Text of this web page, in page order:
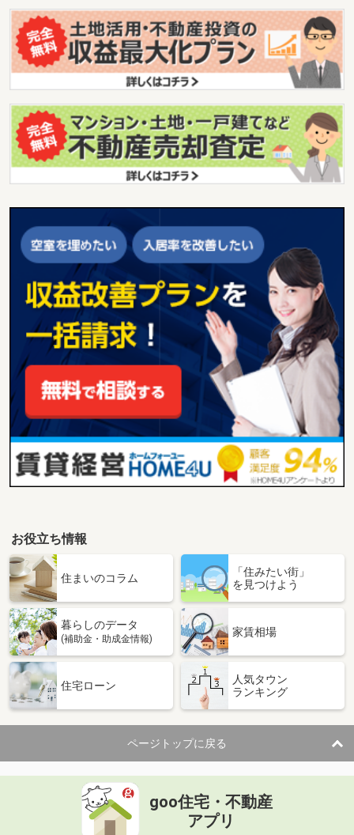
お役立ち情報
住まいのコラム
「住みたい街」
を見つけよう
暮らしのデータ
(補助金・助成金情報)
家賃相場
住宅ローン
人気タウン
ランキング
ページトップに戻る
goo住宅・不動産
アプリ